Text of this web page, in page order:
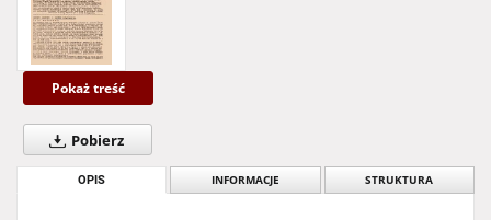
Pokaż treść
Pobierz
OPIS INFORMACJE STRUKTURA